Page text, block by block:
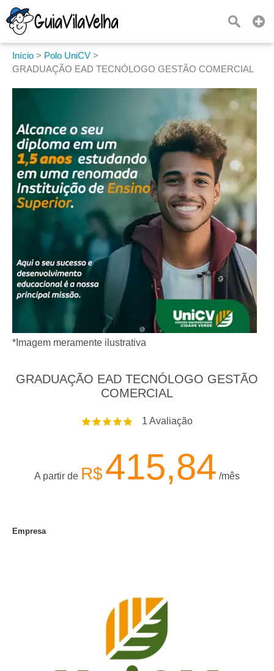
Início > Polo UniCV >
GRADUAÇÃO EAD TECNÓLOGO GESTÃO COMERCIAL
*Imagem meramente ilustrativa
GRADUAÇÃO EAD TECNÓLOGO GESTÃO
COMERCIAL
1 Avaliação
A partir de R$415,84 /mês
Empresa